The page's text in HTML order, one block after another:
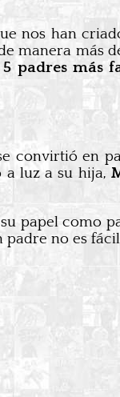
nos han
manera más
5 padres más
convirtió en
a luz a su hija,
papel como
no es